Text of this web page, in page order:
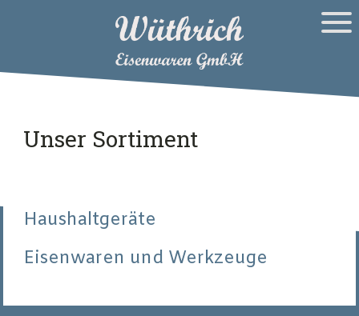
Unser Sortiment
Haushaltgeräte
Eisenwaren und Werkzeuge